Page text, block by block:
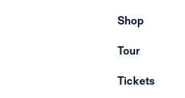
Shop
Tour
Tickets